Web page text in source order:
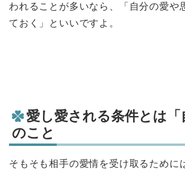
われることが多いなら、「自分の愛や
ておく」といいですよ。
愛し愛される条件とは「
のこと
そもそも相手の愛情を受け取るために